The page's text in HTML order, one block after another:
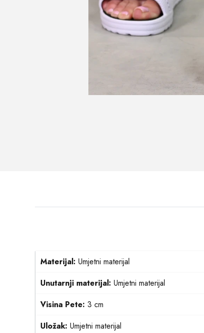
Materijal: Umjetni materijal
Unutarnji materijal: Umjetni materijal
Visina Pete: 3 cm
Uložak: Umjetni materijal